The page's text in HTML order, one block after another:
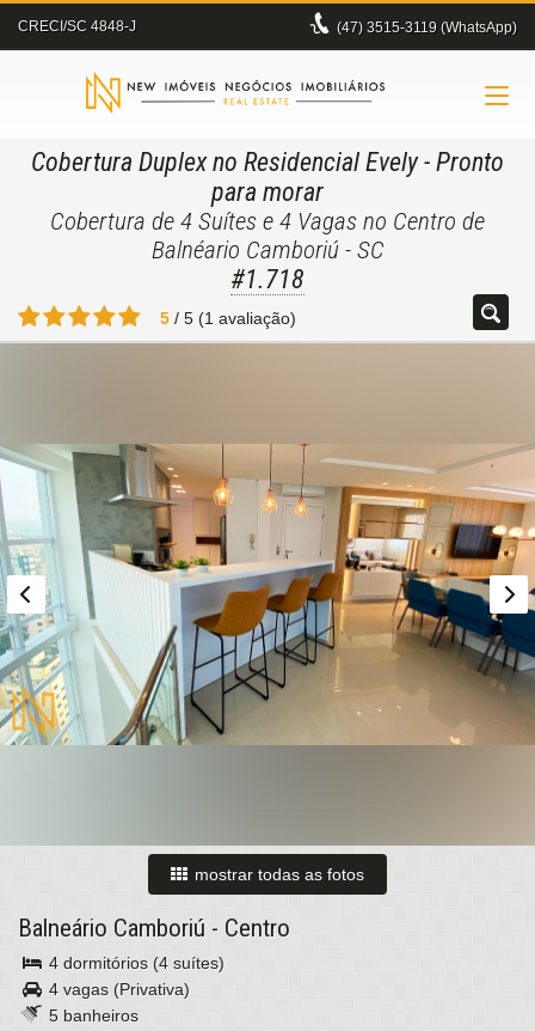
CRECI/SC 4848-J (47) 3515-3119 (WhatsApp)
Cobertura Duplex no Residencial Evely- Pronto
para morar
Cobertura de 4 Suítes e 4 Vagas no Centro de
Balnéario Camboriú - SC
#1.718
5 / 5 (1 avaliação)
mostrar todas as fotos
Balneário Camboriú - Centro
4 dormitórios (4 suítes)
4 vagas (Privativa)
5 banheiros